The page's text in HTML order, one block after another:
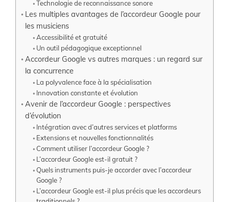
Technologie de reconnaissance sonore
Les multiples avantages de l’accordeur Google pour
les musiciens
Accessibilité et gratuité
Un outil pédagogique exceptionnel
Accordeur Google vs autres marques : un regard sur
la concurrence
La polyvalence face à la spécialisation
Innovation constante et évolution
Avenir de l’accordeur Google : perspectives
d’évolution
Intégration avec d’autres services et platforms
Extensions et nouvelles fonctionnalités
Comment utiliser l’accordeur Google ?
L’accordeur Google est-il gratuit ?
Quels instruments puis-je accorder avec l’accordeur
Google ?
L’accordeur Google est-il plus précis que les accordeurs